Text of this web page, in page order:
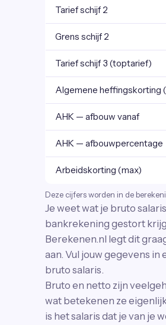
Tarief schijf 2
Grens schijf 2
Tarief schijf 3 (toptarief)
Algemene heffingskorting
AHK — afbouw vanaf
AHK — afbouwpercentage
Arbeidskorting (max)
Deze cijfers worden in de
Je weet wat je bruto
bankrekening gestort
Berekenen.nl legt dit
aan. Vul jouw gegevens
bruto salaris.
Bruto en netto zijn
wat betekenen ze
is het salaris dat je van je